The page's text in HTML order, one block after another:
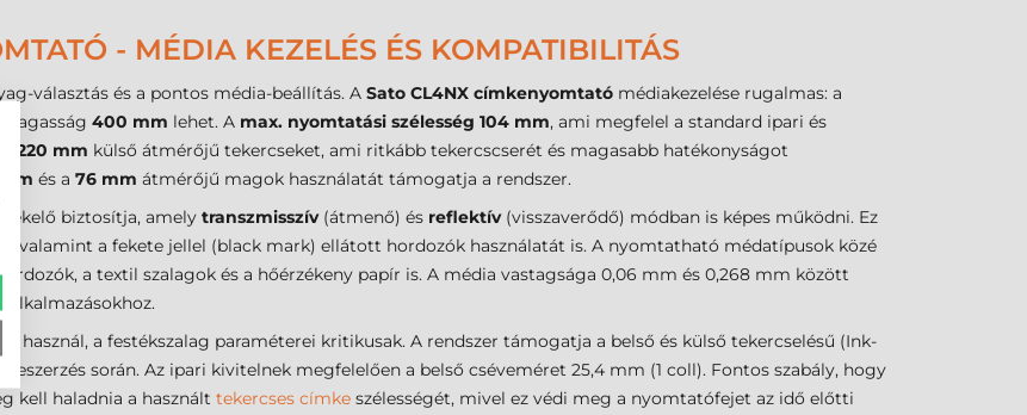
- MÉDIA KEZELÉS ÉS KOMPATIBILITÁS
választás és a pontos média-beállítás. A Sato CL4NX címkenyomtató médiakezelése rugalmas: a
400 mm lehet. A max. nyomtatási szélesség 104 mm, ami megfelel a standard ipari és
220 mm külső átmérőjű tekercseket, ami ritkább tekercscserét és magasabb hatékonyságot
és a 76 mm átmérőjű magok használatát támogatja a rendszer.
biztosítja, amely transzmisszív(átmenő) és reflektív(visszaverődő) módban is képes működni. Ez
valamint a fekete jellel (black mark) ellátott hordozók használatát is. A nyomtatható médatípusok közé
a textil szalagok és a hőérzékeny papír is. A média vastagsága 0,06 mm és 0,268 mm között
alkalmazásokhoz.
használ, a festékszalag paraméterei kritikusak. A rendszer támogatja a belső és külső tekercselésű (Ink-
során. Az ipari kivitelnek megfelelően a belső cséveméret 25,4 mm (1 coll). Fontos szabály, hogy
kell haladnia a használt tekercses címke szélességét, mivel ez védi meg a nyomtatófejet az idő előtti